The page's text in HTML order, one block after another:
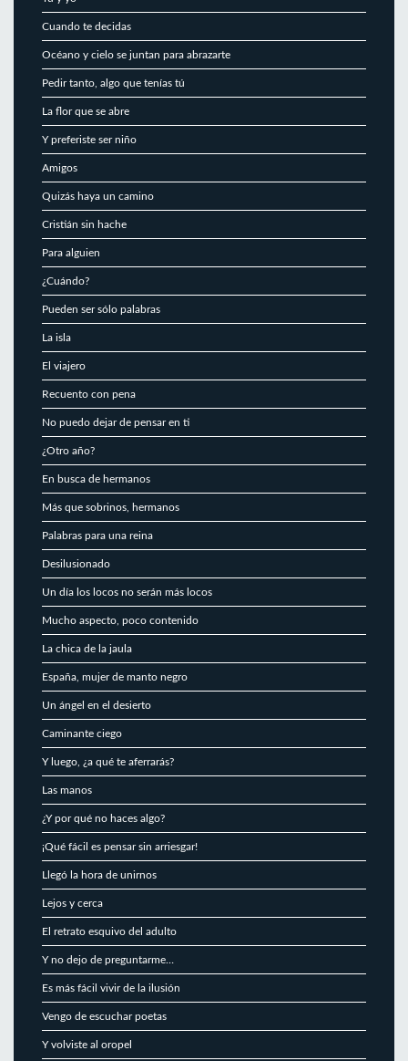
Cuando te decidas
Océano y cielo se juntan para abrazarte
Pedir tanto, algo que tenías tú
La flor que se abre
Y preferiste ser niño
Amigos
Quizás haya un camino
Cristián sin hache
Para alguien
¿Cuándo?
Pueden ser sólo palabras
La isla
El viajero
Recuento con pena
No puedo dejar de pensar en ti
¿Otro año?
En busca de hermanos
Más que sobrinos, hermanos
Palabras para una reina
Desilusionado
Un día los locos no serán más locos
Mucho aspecto, poco contenido
La chica de la jaula
España, mujer de manto negro
Un ángel en el desierto
Caminante ciego
Y luego, ¿a qué te aferrarás?
Las manos
¿Y por qué no haces algo?
¡Qué fácil es pensar sin arriesgar!
Llegó la hora de unirnos
Lejos y cerca
El retrato esquivo del adulto
Y no dejo de preguntarme…
Es más fácil vivir de la ilusión
Vengo de escuchar poetas
Y volviste al oropel